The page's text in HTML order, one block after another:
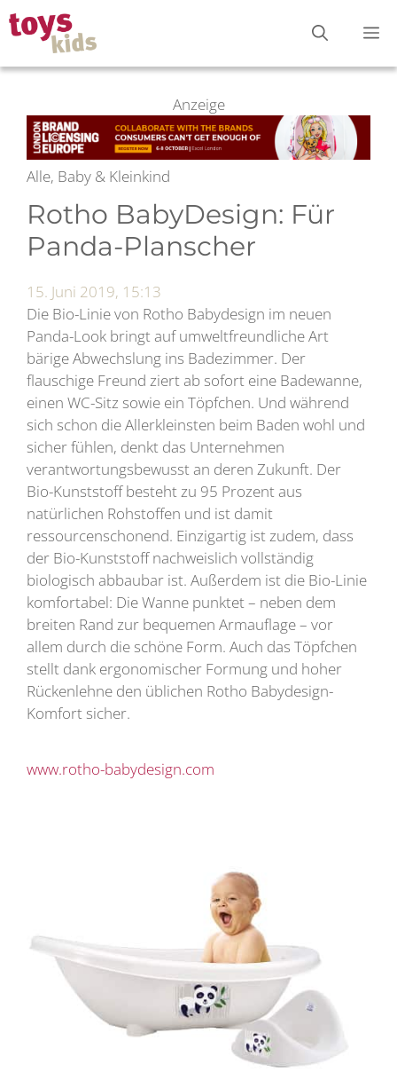
Zum
Inhalt
springen
Anzeige
Alle, Baby & Kleinkind
Rotho BabyDesign: Für
Panda-Planscher
15. Juni 2019, 15:13
Die Bio-Linie von Rotho Babydesign im neuen
Panda-Look bringt auf umweltfreundliche Art
bärige Abwechslung ins Badezimmer. Der
flauschige Freund ziert ab sofort eine Badewanne,
einen WC-Sitz sowie ein Töpfchen. Und während
sich schon die Allerkleinsten beim Baden wohl und
sicher fühlen, denkt das Unternehmen
verantwortungsbewusst an deren Zukunft. Der
Bio-Kunststoff besteht zu 95 Prozent aus
natürlichen Rohstoffen und ist damit
ressourcenschonend. Einzigartig ist zudem, dass
der Bio-Kunststoff nachweislich vollständig
biologisch abbaubar ist. Außerdem ist die Bio-Linie
komfortabel: Die Wanne punktet – neben dem
breiten Rand zur bequemen Armauflage – vor
allem durch die schöne Form. Auch das Töpfchen
stellt dank ergonomischer Formung und hoher
Rückenlehne den üblichen Rotho Babydesign-
Komfort sicher.
www.rotho-babydesign.com